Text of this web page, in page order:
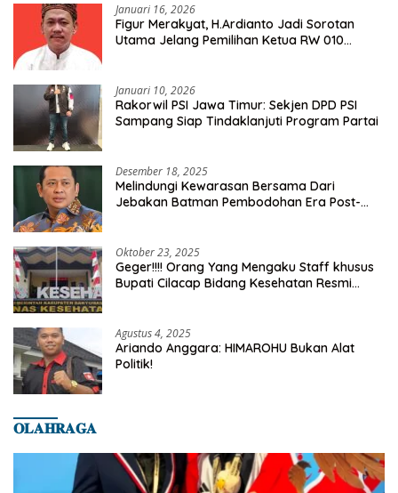
Januari 16, 2026
Figur Merakyat, H.Ardianto Jadi Sorotan
Utama Jelang Pemilihan Ketua RW 010
Januari 10, 2026
Rakorwil PSI Jawa Timur: Sekjen DPD PSI
Sampang Siap Tindaklanjuti Program Partai
Desember 18, 2025
Melindungi Kewarasan Bersama Dari
Jebakan Batman Pembodohan Era Post-
Oktober 23, 2025
Geger!!!! Orang Yang Mengaku Staff khusus
Bupati Cilacap Bidang Kesehatan Resmi
Agustus 4, 2025
Ariando Anggara: HIMAROHU Bukan Alat
Politik!
𝐎𝐋𝐀𝐇𝐑𝐀𝐆𝐀